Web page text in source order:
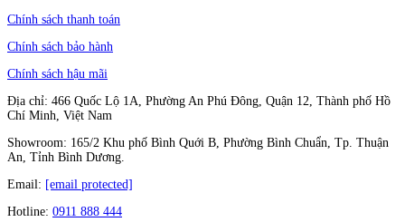
Chính sách thanh toán
Chính sách bảo hành
Chính sách hậu mãi
Địa chỉ: 466 Quốc Lộ 1A, Phường An Phú Đông, Quận 12, Thành phố Hồ
Chí Minh, Việt Nam
Showroom: 165/2 Khu phố Bình Quới B, Phường Bình Chuẩn, Tp. Thuận
An, Tỉnh Bình Dương.
Email: [email protected]
Hotline: 0911 888 444